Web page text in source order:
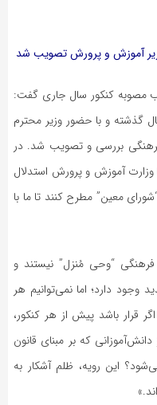
آموزش و پرورش تصویب شد
مصوبه کنکور سال جاری گفت:
گذشته و با حضور وزیر محترم
بررسی و تصویب شد. در
وزارت آموزش و پرورش استدلال
معین” مطرح کنند تا ما با
“وحی مُنزل” نیستند و
وجود دارد؛ اما نمی‌توانیم هر
قرار باشد پیش از هر کنکور،
که بر مبنای قانون
این رویه، ظلم آشکار به